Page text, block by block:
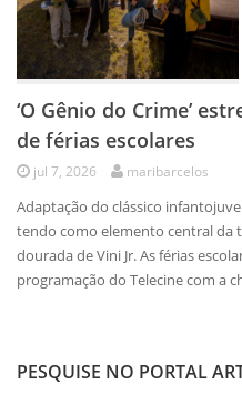
‘O Gênio do Crime’
de férias escolares
jul 7, 2026 maribarcelos
Adaptação do clássico
tendo como elemento central da
dourada de Vini Jr. As férias
programação do Telecine com a
PESQUISE NO PORTAL